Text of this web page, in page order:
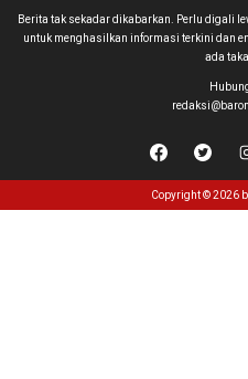
Berita tak sekadar dikabarkan. Perlu digali
untuk menghasilkan informasi terkini dan
ada
Copyright © 2026